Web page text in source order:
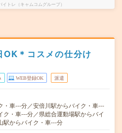
イトレ（キャムコムグループ）
OK＊コスメの仕分け
WEB登録OK 派遣
・車---分／安倍川駅からバイク・車---
ク・車---分／県総合運動場駅からバイ
駅からバイク・車---分